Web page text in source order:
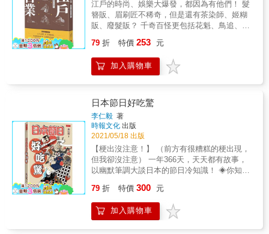
家的生活】 呈現武家的婚喪喜慶、年度活動、
服裝、休閒活動，以及婦女如何化妝等日常的
一面。 IX【町的模樣】 介紹江戶城下町及京都
的行政區域劃分、各類型的町，以及橋樑、港
口等建設。 X【運輸、交通、旅行】 解說當時
盛行的物流及交通手段、驛站，以及和旅行相
關的事項。 XI【庶民的生活】 將庶民的居住環
百姓，從政治運作到柴米油鹽。 歷史不僅是權
力的更迭，同時也發生在我們每天的日常生活
中。 了解前人的生活與思維能讓我們站穩腳
步，以全新的觀點迎向未來。 本書特色 ◎收錄
江戶時代的黃表紙、浮世繪、插圖書等約900幅
繪圖史料。 ◎從政治中心江戶城、幕府組織與
職制，到武家與庶民的日常行事，全面剖析當
時人們的生活樣貌。 ◎卷末收錄「江戶時代的
人物肖像」，介紹248位名留青史的江戶時代人
的工作型態，配合使用的插圖也超過上千幅，
摘錄自各項文件、書刊紀錄，同時也有相關解
說。由於書中介紹的都是江戶時代的各種行
業，有些場景在今天只有到博物館才能看到，
文字配合，俾使讀者可以清楚理解各種現在聽
起來似乎不可思議，甚至無法想像的工作。 &
每章會先詳細解說當時的社會、文化、生活狀
工作職業所需，繼而一一解釋各項工作的內容
概論。 & 本書特色 & ★ 豐富圖文對照，清楚
了解各行職人的精采工作。 ★ 全書列舉服飾、
遊樂、學習、藝能等兩百五十多類職種，配合
近五百張圖片。 ★ 五大主題，資料豐富，包括
基本的食、住、商賣、健康、信仰等範疇中，
百工百業負責的實際內容！ &
江戶的時尚、娛樂大爆發，都因為有他們！ 髮
簪販、眉刷匠不稀奇，但是還有茶染師、姬糊
販、廢髮販？ 千奇百怪更包括花魁、鳥追、節
&hellip;&hellip; & 時代劇中常可見的各式職
業，到底該如何稱呼？那些職人工作傳續百年
現在依然得見，又有哪些已然消失？江戶時代
遊樂、展演育樂為主題，整理出江戶時代多達
兩百五十餘種的工作型態，五大主題詳細解說
當時的社會、文化、生活狀況，以及衍生出哪
些種類的工作職業所需，繼而一一解釋各項工
作的內容概論。同時使用插圖超過五百幅，摘
錄自各項文件、書刊紀錄，與相關解說。圖文
配合，使讀者可以清楚理解各種現在聽起來似
乎不可思議，甚至無法想像的工作。 & 全書共
分五章，包括 一‧服裝（一） 衣物與裝飾與小
習 傳授技藝與學習的工作 四‧遊樂 孩童的遊
戲、大人的遊樂 五‧藝能 興趣嗜好與展演 &
本書特色 & ★ 《江戶百工》姊妹作，豐富圖文
79 折 特價 253 元
加入購物車
日本節日好吃驚
李仁毅 著
時報文化 出版
2021/05/18 出版
【梗出沒注意！】 （前方有很糟糕的梗出現，
但我卻沒注意） 一年366天，天天都有故事，
以幽默筆調大談日本的節日冷知識！ ◈你知道
不只是情人節，還是兜襠布之日？ ◈傳說中的
過膝襪之日為什麼訂在11月28日？ ◈一年之中
還有什麼稀奇古怪的紀念日？ ──快翻開書找
79 折 特價 300 元
加入購物車